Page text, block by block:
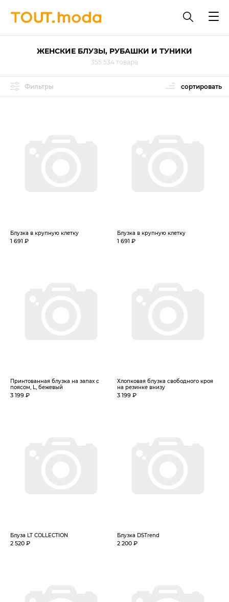
ЖЕНСКИЕ БЛУЗЫ, РУБАШКИ И ТУНИКИ
355 534 товара
Фильтры сортировать
Блузка в крупную клетку
1 691 ₽
Блузка в крупную клетку
1 691 ₽
Принтованная блузка на запах с
поясом, L, бежевый
3 199 ₽
Хлопковая блузка свободного кроя
на резинке внизу
3 199 ₽
Блуза LT COLLECTION
2 520 ₽
Блузка DSTrend
2 200 ₽